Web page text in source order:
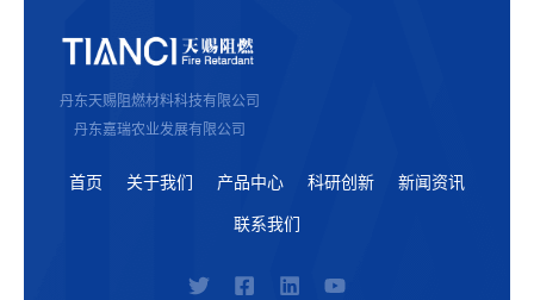
丹东天赐阻燃材料科技有限公司
丹东嘉瑞农业发展有限公司
首页 关于我们 产品中心 科研创新
新闻资讯
联系我们